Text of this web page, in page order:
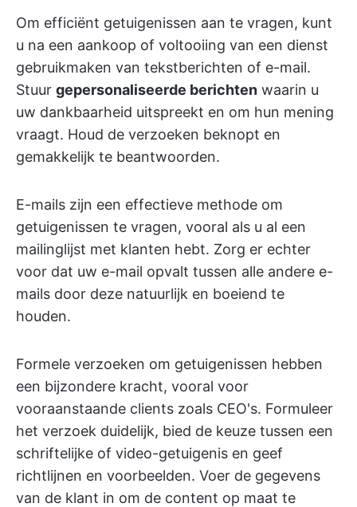
Om efficiënt getuigenissen aan te vragen, kunt
u na een aankoop of voltooiing van een dienst
gebruikmaken van tekstberichten of e-mail.
Stuur gepersonaliseerde berichten waarin u
uw dankbaarheid uitspreekt en om hun mening
vraagt. Houd de verzoeken beknopt en
gemakkelijk te beantwoorden.
E-mails zijn een effectieve methode om
getuigenissen te vragen, vooral als u al een
mailinglijst met klanten hebt. Zorg er echter
voor dat uw e-mail opvalt tussen alle andere e-
mails door deze natuurlijk en boeiend te
houden.
Formele verzoeken om getuigenissen hebben
een bijzondere kracht, vooral voor
vooraanstaande clients zoals CEO's. Formuleer
het verzoek duidelijk, bied de keuze tussen een
schriftelijke of video-getuigenis en geef
richtlijnen en voorbeelden. Voer de gegevens
van de klant in om de content op maat te